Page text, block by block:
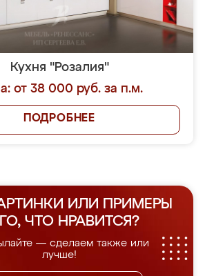
Кухня "Розалия"
от 38 000 руб. за п.м.
ПОДРОБНЕЕ
ИЛИ ПРИМЕРЫ
ЧТО НРАВИТСЯ?
— сделаем также или
лучше!